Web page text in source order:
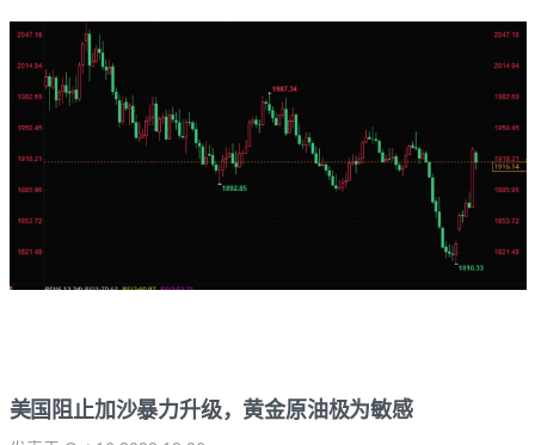
美国阻止加沙暴力升级，黄金原油极为敏感